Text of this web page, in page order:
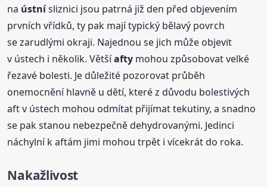
na ústnísliznici jsou patrná již den před objevením
prvních vřídků, ty pak mají typický bělavý povrch
se zarudlými okraji. Najednou se jich může objevit
v ústech i několik. Většíafty mohou způsobovat velké
řezavé bolesti. Je důležité pozorovat průběh
onemocnění hlavně u dětí, které z důvodu bolestivých
aft v ústech mohou odmítat přijímat tekutiny, a snadno
se pak stanou nebezpečně dehydrovanými. Jedinci
náchylní k aftám jimi mohou trpět i vícekrát do roka.
Nakažlivost